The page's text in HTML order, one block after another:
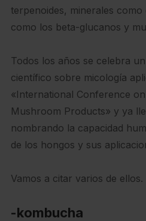
terpenoides, minerales
como los beta-glucanos y
Todos los años se celebra
científico sobre micología
«International Conference
Mushroom Products» y ya
nombrando la capacidad
de los hongos y sus
Vamos a citar varios de ellos.
-kombucha